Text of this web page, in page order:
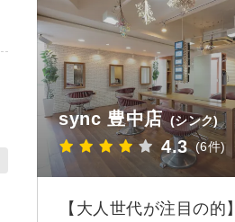
sync 豊中店 (シンク)
4.3 (6件)
【大人世代が注目の